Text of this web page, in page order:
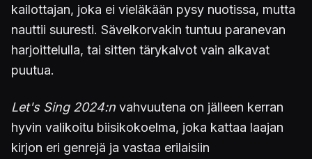
kailottajan, joka ei vieläkään pysy nuotissa, mutta
nauttii suuresti. Sävelkorvakin tuntuu paranevan
harjoittelulla, tai sitten tärykalvot vain alkavat
puutua.
Let's Sing 2024:n vahvuutena on jälleen kerran
hyvin valikoitu biisikokoelma, joka kattaa laajan
kirjon eri genrejä ja vastaa erilaisiin